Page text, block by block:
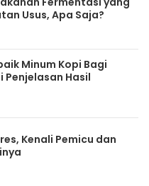
Usus, Apa Saja?
Minum Kopi Bagi
Penjelasan Hasil
Kenali Pemicu dan